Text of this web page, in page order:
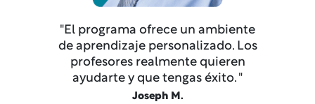
"El programa ofrece un ambiente
de aprendizaje personalizado. Los
profesores realmente quieren
ayudarte y que tengas éxito. "
Joseph M.